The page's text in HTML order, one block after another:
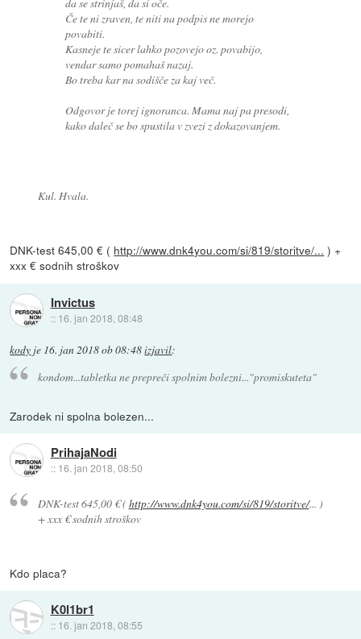
Če te ni zraven, te niti na podpis ne morejo
povabiti.
Kasneje te sicer lahko pozovejo oz. povabijo,
vendar samo pomahaš nazaj.
Bo treba kar na sodišče za kaj več.
Odgovor je torej ignoranca. Mama naj pa presodi,
kako daleč se bo spustila v zvezi z dokazovanjem.
Kul. Hvala.
DNK-test 645,00 € ( http://www.dnk4you.com/si/819/storitve/... ) +
xxx € sodnih stroškov
Invictus
:: 16. jan 2018, 08:48
kody je 16. jan 2018 ob 08:48izjavil:
kondom...tabletka ne prepreči spolnim bolezni..."promiskuteta"
Zarodek ni spolna bolezen...
PrihajaNodi
:: 16. jan 2018, 08:50
DNK-test 645,00 € ( http://www.dnk4you.com/si/819/storitve/... )
+ xxx € sodnih stroškov
Kdo placa?
K0l1br1
:: 16. jan 2018, 08:55